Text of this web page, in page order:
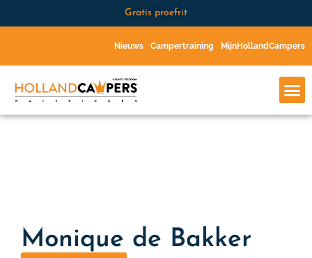
Gratis proefrit
Nieuws Campertraining MijnHollandCampers
Monique de Bakker